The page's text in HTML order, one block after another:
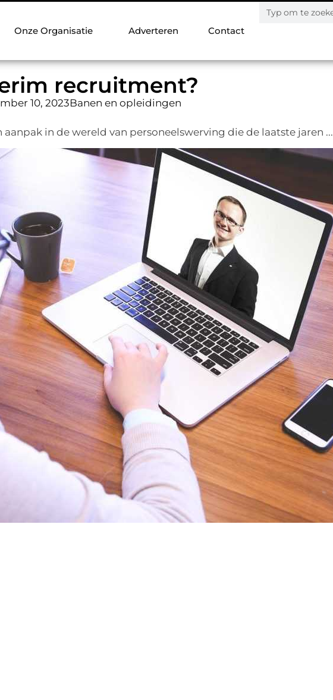
Onze Organisatie Adverteren Contact
recruitment?
10, 2023Banen en opleidingen
in de wereld van personeelswerving die de laatste jaren ...